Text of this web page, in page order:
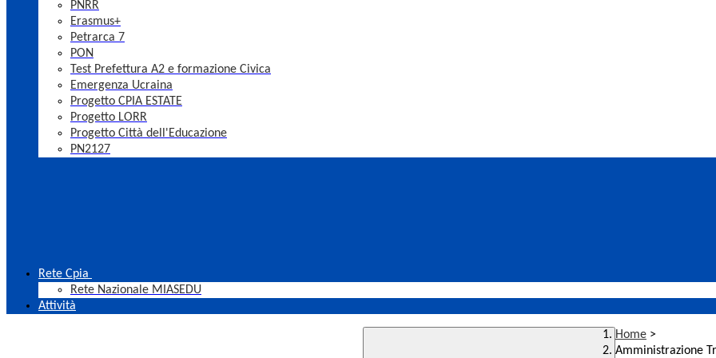
PNRR
Erasmus+
Petrarca 7
PON
Test Prefettura A2 e formazione Civica
Emergenza Ucraina
Progetto CPIA ESTATE
Progetto LORR
Progetto Città dell'Educazione
PN2127
Rete Cpia
Rete Nazionale MIASEDU
Attività
Home >
Amministrazione